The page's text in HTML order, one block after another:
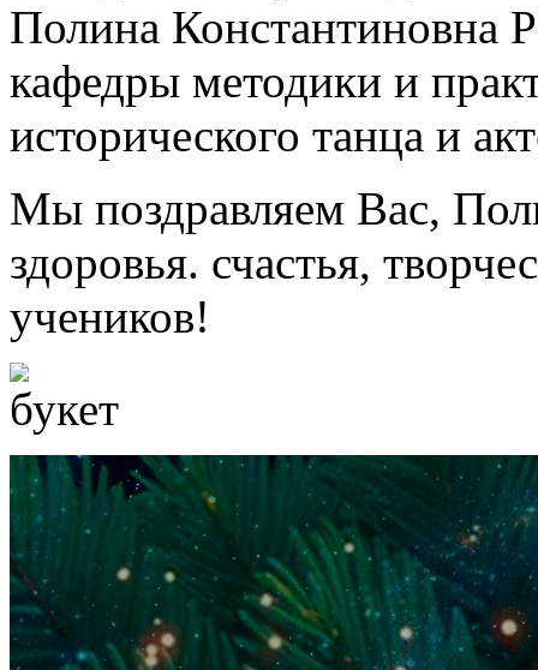
Полина Константиновна
кафедры методики и
исторического танца и
Мы поздравляем Вас,
здоровья. счастья,
учеников!